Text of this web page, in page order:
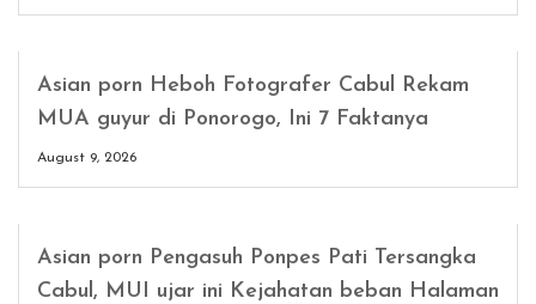
Asian porn Heboh Fotografer Cabul Rekam
MUA guyur di Ponorogo, Ini 7 Faktanya
August 9, 2026
Asian porn Pengasuh Ponpes Pati Tersangka
Cabul, MUI ujar ini Kejahatan beban Halaman